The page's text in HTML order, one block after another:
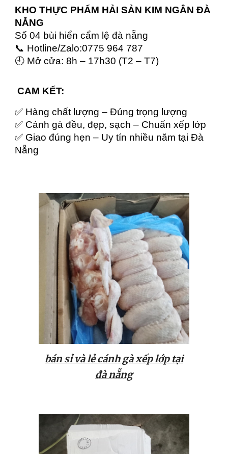
KHO THỰC PHẨM HẢI SẢN KIM NGÂN ĐÀ
NẴNG
Số 04 bùi hiển cẩm lệ đà nẵng
📞 Hotline/Zalo:0775 964 787
🕘 Mở cửa: 8h – 17h30 (T2 – T7)
CAM KẾT:
✅ Hàng chất lượng – Đúng trọng lượng
✅ Cánh gà đều, đẹp, sạch – Chuẩn xếp lớp
✅ Giao đúng hẹn – Uy tín nhiều năm tại Đà
Nẵng
bán sỉ và lẻ cánh gà xếp lớp tại
đà nẵng